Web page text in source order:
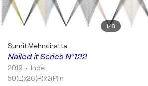
1/8
Nailed it Series Nº122
Sumit Mehndiratta
2019 • Inde
50(L)x26(H)x2(P)in